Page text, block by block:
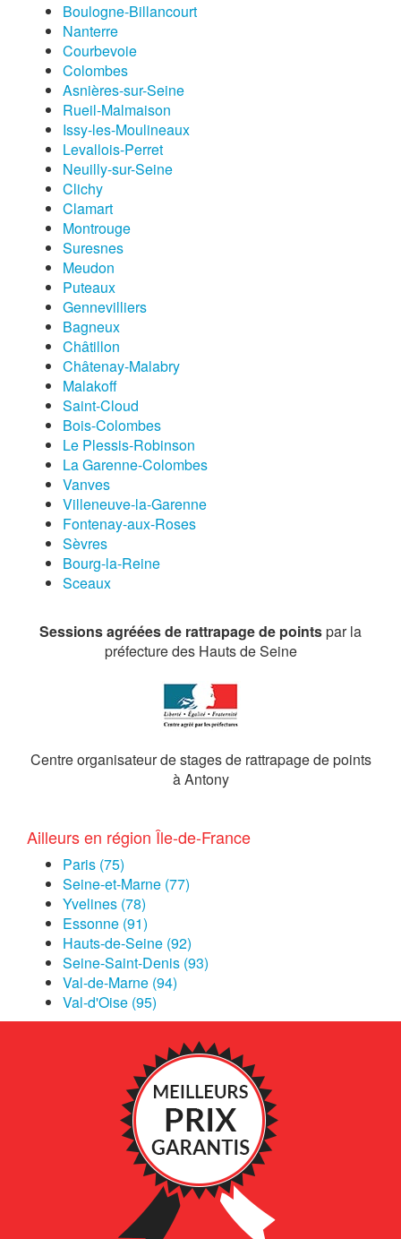
Boulogne-Billancourt
Nanterre
Courbevoie
Colombes
Asnières-sur-Seine
Rueil-Malmaison
Issy-les-Moulineaux
Levallois-Perret
Neuilly-sur-Seine
Clichy
Clamart
Montrouge
Suresnes
Meudon
Puteaux
Gennevilliers
Bagneux
Châtillon
Châtenay-Malabry
Malakoff
Saint-Cloud
Bois-Colombes
Le Plessis-Robinson
La Garenne-Colombes
Vanves
Villeneuve-la-Garenne
Fontenay-aux-Roses
Sèvres
Bourg-la-Reine
Sceaux
Sessions agréées de rattrapage de pointspar la
préfecture des Hauts de Seine
Centre organisateur de stages de rattrapage de points
à Antony
Ailleurs en région Île-de-France
Paris (75)
Seine-et-Marne (77)
Yvelines (78)
Essonne (91)
Hauts-de-Seine (92)
Seine-Saint-Denis (93)
Val-de-Marne (94)
Val-d'Oise (95)